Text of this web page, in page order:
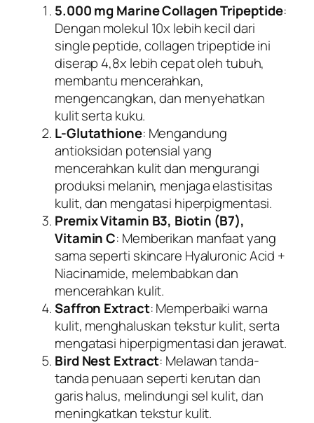
5.000 mg Marine Collagen Tripeptide:
Dengan molekul 10x lebih kecil dari
single peptide, collagen tripeptide ini
diserap 4,8x lebih cepat oleh tubuh,
membantu mencerahkan,
mengencangkan, dan menyehatkan
kulit serta kuku.
L-Glutathione: Mengandung
antioksidan potensial yang
mencerahkan kulit dan mengurangi
produksi melanin, menjaga elastisitas
kulit, dan mengatasi hiperpigmentasi.
Premix Vitamin B3, Biotin (B7),
Vitamin C: Memberikan manfaat yang
sama seperti skincare Hyaluronic Acid +
Niacinamide, melembabkan dan
mencerahkan kulit.
Saffron Extract: Memperbaiki warna
kulit, menghaluskan tekstur kulit, serta
mengatasi hiperpigmentasi dan jerawat.
Bird Nest Extract: Melawan tanda-
tanda penuaan seperti kerutan dan
garis halus, melindungi sel kulit, dan
meningkatkan tekstur kulit.